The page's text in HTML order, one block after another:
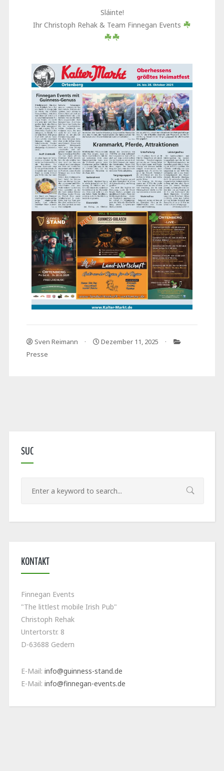
Sláinte!
Ihr Christoph Rehak & Team Finnegan Events
Sven Reimann
Dezember 11, 2025
Presse
SUC
KONTAKT
Finnegan Events
"The littlest mobile Irish Pub"
Christoph Rehak
Untertorstr. 8
D-63688 Gedern
E-Mail: info@guinness-stand.de
E-Mail: info@finnegan-events.de